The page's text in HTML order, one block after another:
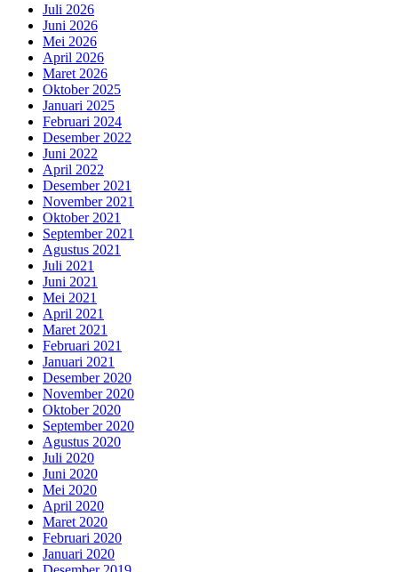
Juli 2026
Juni 2026
Mei 2026
April 2026
Maret 2026
Oktober 2025
Januari 2025
Februari 2024
Desember 2022
Juni 2022
April 2022
Desember 2021
November 2021
Oktober 2021
September 2021
Agustus 2021
Juli 2021
Juni 2021
Mei 2021
April 2021
Maret 2021
Februari 2021
Januari 2021
Desember 2020
November 2020
Oktober 2020
September 2020
Agustus 2020
Juli 2020
Juni 2020
Mei 2020
April 2020
Maret 2020
Februari 2020
Januari 2020